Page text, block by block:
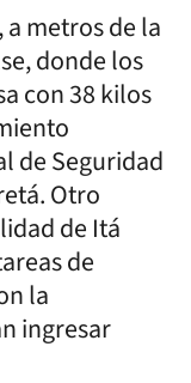
metros de la
donde los
con 38 kilos
de Seguridad
Otro
de Itá
de
la
ingresar